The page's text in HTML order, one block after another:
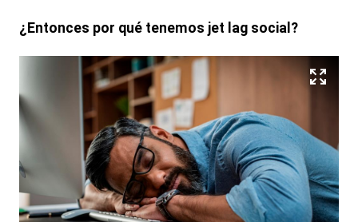
¿Entonces por qué tenemos jet lag social?